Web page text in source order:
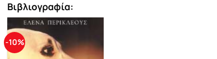
Βιβλιογραφία:
-10%